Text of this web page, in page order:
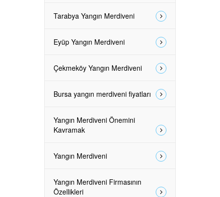
Tarabya Yangın Merdiveni
Eyüp Yangın Merdiveni
Çekmeköy Yangın Merdiveni
Bursa yangın merdiveni fiyatları
Yangın Merdiveni Önemini
Kavramak
Yangın Merdiveni
Yangın Merdiveni Firmasının
Özellikleri